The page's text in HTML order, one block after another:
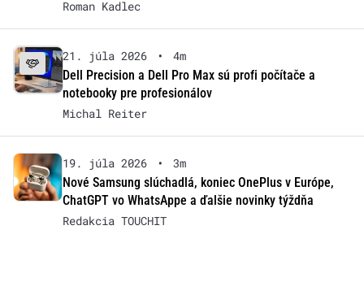
Roman Kadlec
21. júla 2026 •
4m
Dell Precision a Dell Pro Max sú profi počítače a
notebooky pre profesionálov
Michal Reiter
19. júla 2026 •
3m
Nové Samsung slúchadlá, koniec OnePlus v Európe,
ChatGPT vo WhatsAppe a ďalšie novinky týždňa
Redakcia TOUCHIT